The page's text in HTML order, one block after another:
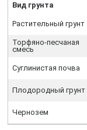
Вид грунта
Растительный грунт
Торфяно-песчаная
смесь
Суглинистая почва
Плодородный грунт
Чернозем